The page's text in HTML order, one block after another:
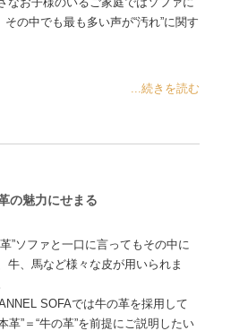
なお子様のいるご家庭ではソファに
の中でも最も多い声が“汚れ”に関す
...続きを読む
の魅力にせまる
革”ソファと一口に言ってもその中に
牛、馬など様々な皮が用いられま
SOFAでは牛の革を採用して
革”＝“牛の革”を前提にご説明したい